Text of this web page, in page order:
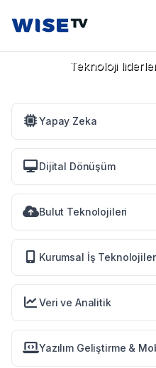
Wise TV
Teknoloji
B2B
Teknoloji
Yapay Zeka
Dijital Dönüşüm
Bulut Teknolojileri
Kurumsal İş
Veri ve Analitik
Yazılım Geliştirme &